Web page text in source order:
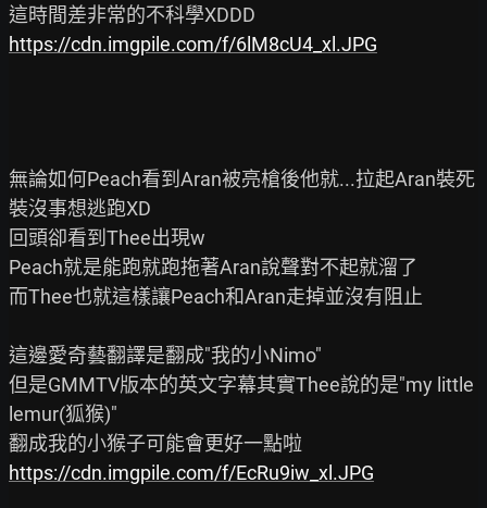
https://cdn.imgpile.com/f/6lM8cU4_xl.JPG
無論如何Peach看到Aran被亮槍後他就...拉起Aran裝死
裝沒事想逃跑XD
回頭卻看到Thee出現w
Peach就是能跑就跑拖著Aran說聲對不起就溜了
而Thee也就這樣讓Peach和Aran走掉並沒有阻止
這邊愛奇藝翻譯是翻成"我的小Nimo"
但是GMMTV版本的英文字幕其實Thee說的是"my little
lemur(狐猴)"
https://cdn.imgpile.com/f/EcRu9iw_xl.JPG